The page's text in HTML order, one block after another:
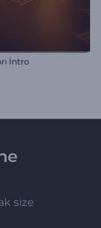
İntro
size